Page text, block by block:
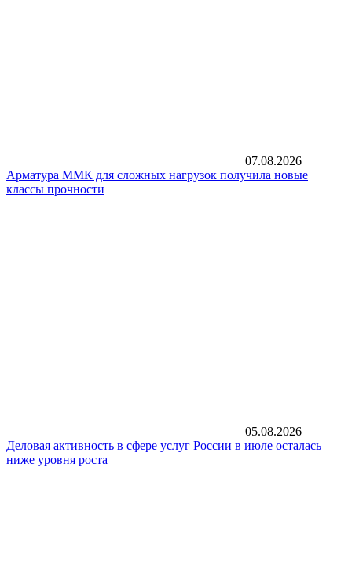
07.08.2026
Арматура ММК для сложных нагрузок получила новые
классы прочности
05.08.2026
Деловая активность в сфере услуг России в июле осталась
ниже уровня роста